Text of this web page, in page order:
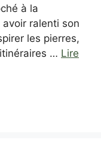
à la
ralenti son
les pierres,
… Lire